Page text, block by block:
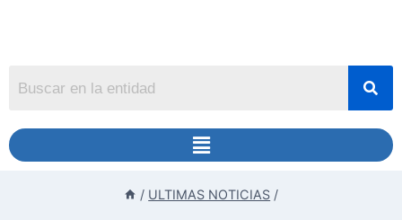
/ ULTIMAS NOTICIAS /